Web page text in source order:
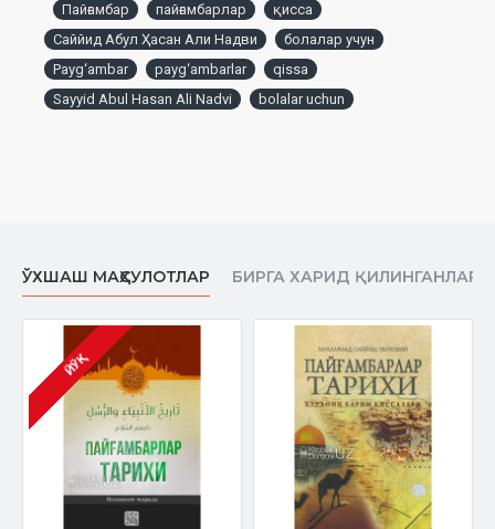
Пайғамбар пайғамбарлар
қисса
Саййид Абул Ҳасан Али Надви
болалар учун
Payg‘ambar
payg‘ambarlar
qissa
Sayyid Abul Hasan Ali Nadvi
bolalar uchun
ЎХШАШ МАҲСУЛОТЛАР БИРГА ХАРИД ҚИЛИНГАНЛАР
ЙЎҚ